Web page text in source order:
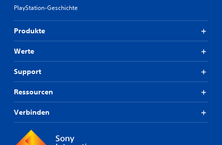
PlayStation-Geschichte
Produkte
Werte
Support
Ressourcen
Verbinden